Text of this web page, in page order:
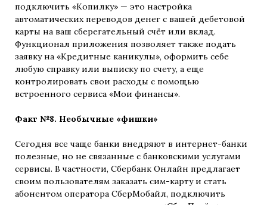
подключить «Копилку» — это настройка
автоматических переводов денег с вашей дебетовой
карты на ваш сберегательный счёт или вклад.
Функционал приложения позволяет также подать
заявку на «Кредитные каникулы», оформить себе
любую справку или выписку по счету, а еще
контролировать свои расходы с помощью
встроенного сервиса «Мои финансы».
Факт №8. Необычные «фишки»
Сегодня все чаще банки внедряют в интернет-банки
полезные, но не связанные с банковскими услугами
сервисы. В частности, Сбербанк Онлайн предлагает
своим пользователям заказать сим-карту и стать
абонентом оператора СберМобайл, подключить